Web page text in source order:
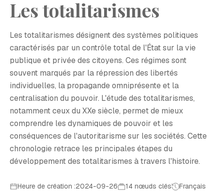
Les totalitarismes
Les totalitarismes désignent des systèmes politiques
caractérisés par un contrôle total de l'État sur la vie
publique et privée des citoyens. Ces régimes sont
souvent marqués par la répression des libertés
individuelles, la propagande omniprésente et la
centralisation du pouvoir. L'étude des totalitarismes,
notamment ceux du XXe siècle, permet de mieux
comprendre les dynamiques de pouvoir et les
conséquences de l'autoritarisme sur les sociétés. Cette
chronologie retrace les principales étapes du
développement des totalitarismes à travers l'histoire.
Heure de création :2024-09-26 14 nœuds clés Français